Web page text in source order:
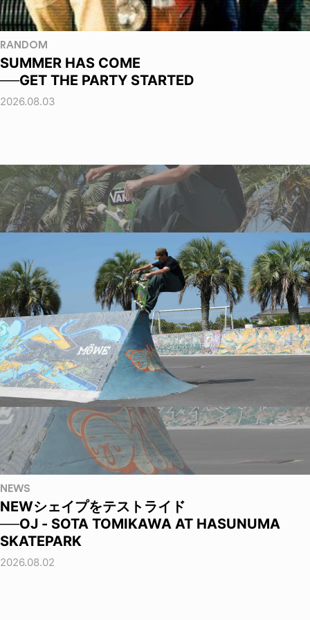
RANDOM
SUMMER HAS COME
──GET THE PARTY STARTED
2026.08.03
NEWS
NEWシェイプをテストライド
──OJ - SOTA TOMIKAWA AT HASUNUMA
SKATEPARK
2026.08.02